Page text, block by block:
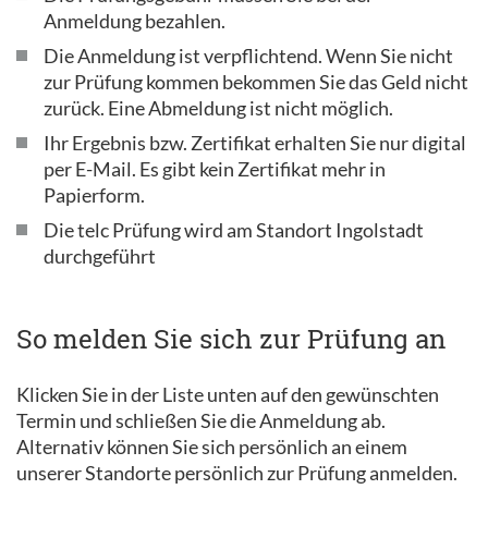
Anmeldung bezahlen.
Die Anmeldung ist verpflichtend. Wenn Sie nicht
zur Prüfung kommen bekommen Sie das Geld nicht
zurück. Eine Abmeldung ist nicht möglich.
Ihr Ergebnis bzw. Zertifikat erhalten Sie nur digital
per E-Mail. Es gibt kein Zertifikat mehr in
Papierform.
Die telc Prüfung wird am Standort Ingolstadt
durchgeführt
So melden Sie sich zur Prüfung an
Klicken Sie in der Liste unten auf den gewünschten
Termin und schließen Sie die Anmeldung ab.
Alternativ können Sie sich persönlich an einem
unserer Standorte persönlich zur Prüfung anmelden.